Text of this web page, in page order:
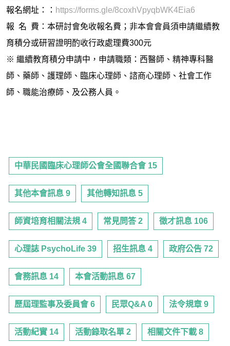
報名網址：： https://forms.gle/8coxhVpyqbWK4Eia6
報 名 費：本研討會免收報名費；非本會會員須申請繼續教
育積分或研習證明酌收行政處理費300元
※ 繼續教育積分申請中，申請職類：西醫師、精神專科醫
師、藥師、護理師、臨床心理師、諮商心理師、社會工作
師、職能治療師、及公務人員。
中華民國臨床心理師公會全國聯合會 15
其他本會訊息 9 其他轉知訊息 5
師資培育相關法規 4 常見問答 2 徵才訊息 106
心理誌 PsychoLife 39 招生訊息 4 政府公告 72
會務訊息 14 本會活動訊息 67
歷屆理監事及委員會 6 民眾Q&A 0 法令規章 9
活動紀實 14 活動錄取名單 2 相關文件下載 8